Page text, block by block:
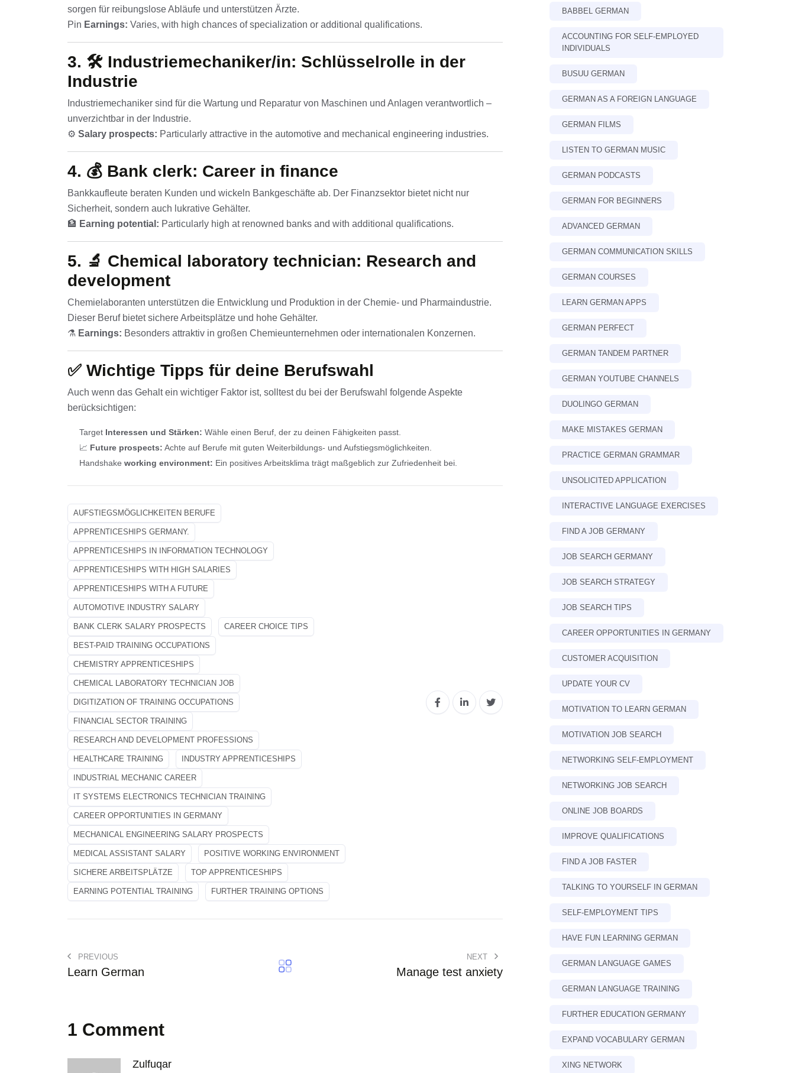
sorgen für reibungslose Abläufe und unterstützen Ärzte.
Pin Earnings: Varies, with high chances of specialization or additional qualifications.
3. 🛠️ Industriemechaniker/in: Schlüsselrolle in der
Industrie
Industriemechaniker sind für die Wartung und Reparatur von Maschinen und Anlagen verantwortlich –
unverzichtbar in der Industrie.
⚙️ Salary prospects: Particularly attractive in the automotive and mechanical engineering industries.
4. 💰 Bank clerk: Career in finance
Bankkaufleute beraten Kunden und wickeln Bankgeschäfte ab. Der Finanzsektor bietet nicht nur
Sicherheit, sondern auch lukrative Gehälter.
🏦 Earning potential: Particularly high at renowned banks and with additional qualifications.
5. 🔬 Chemical laboratory technician: Research and
development
Chemielaboranten unterstützen die Entwicklung und Produktion in der Chemie- und Pharmaindustrie.
Dieser Beruf bietet sichere Arbeitsplätze und hohe Gehälter.
⚗️ Earnings: Besonders attraktiv in großen Chemieunternehmen oder internationalen Konzernen.
✅ Wichtige Tipps für deine Berufswahl
Auch wenn das Gehalt ein wichtiger Faktor ist, solltest du bei der Berufswahl folgende Aspekte
berücksichtigen:
Target Interessen und Stärken: Wähle einen Beruf, der zu deinen Fähigkeiten passt.
📈 Future prospects: Achte auf Berufe mit guten Weiterbildungs- und Aufstiegsmöglichkeiten.
Handshake working environment: Ein positives Arbeitsklima trägt maßgeblich zur Zufriedenheit bei.
AUFSTIEGSMÖGLICHKEITEN BERUFE
APPRENTICESHIPS GERMANY.
APPRENTICESHIPS IN INFORMATION TECHNOLOGY
APPRENTICESHIPS WITH HIGH SALARIES
APPRENTICESHIPS WITH A FUTURE
AUTOMOTIVE INDUSTRY SALARY
BANK CLERK SALARY PROSPECTS CAREER CHOICE TIPS
BEST-PAID TRAINING OCCUPATIONS
CHEMISTRY APPRENTICESHIPS
CHEMICAL LABORATORY TECHNICIAN JOB
DIGITIZATION OF TRAINING OCCUPATIONS
FINANCIAL SECTOR TRAINING
RESEARCH AND DEVELOPMENT PROFESSIONS
HEALTHCARE TRAINING INDUSTRY APPRENTICESHIPS
INDUSTRIAL MECHANIC CAREER
IT SYSTEMS ELECTRONICS TECHNICIAN TRAINING
CAREER OPPORTUNITIES IN GERMANY
MECHANICAL ENGINEERING SALARY PROSPECTS
MEDICAL ASSISTANT SALARY POSITIVE WORKING ENVIRONMENT
SICHERE ARBEITSPLÄTZE TOP APPRENTICESHIPS
EARNING POTENTIAL TRAINING FURTHER TRAINING OPTIONS
PREVIOUS
Learn German
NEXT
Manage test anxiety
1 Comment
Zulfuqar
BABBEL GERMAN
ACCOUNTING FOR SELF-EMPLOYED
INDIVIDUALS
BUSUU GERMAN
GERMAN AS A FOREIGN LANGUAGE
GERMAN FILMS
LISTEN TO GERMAN MUSIC
GERMAN PODCASTS
GERMAN FOR BEGINNERS
ADVANCED GERMAN
GERMAN COMMUNICATION SKILLS
GERMAN COURSES
LEARN GERMAN APPS
GERMAN PERFECT
GERMAN TANDEM PARTNER
GERMAN YOUTUBE CHANNELS
DUOLINGO GERMAN
MAKE MISTAKES GERMAN
PRACTICE GERMAN GRAMMAR
UNSOLICITED APPLICATION
INTERACTIVE LANGUAGE EXERCISES
FIND A JOB GERMANY
JOB SEARCH GERMANY
JOB SEARCH STRATEGY
JOB SEARCH TIPS
CAREER OPPORTUNITIES IN GERMANY
CUSTOMER ACQUISITION
UPDATE YOUR CV
MOTIVATION TO LEARN GERMAN
MOTIVATION JOB SEARCH
NETWORKING SELF-EMPLOYMENT
NETWORKING JOB SEARCH
ONLINE JOB BOARDS
IMPROVE QUALIFICATIONS
FIND A JOB FASTER
TALKING TO YOURSELF IN GERMAN
SELF-EMPLOYMENT TIPS
HAVE FUN LEARNING GERMAN
GERMAN LANGUAGE GAMES
GERMAN LANGUAGE TRAINING
FURTHER EDUCATION GERMANY
EXPAND VOCABULARY GERMAN
XING NETWORK